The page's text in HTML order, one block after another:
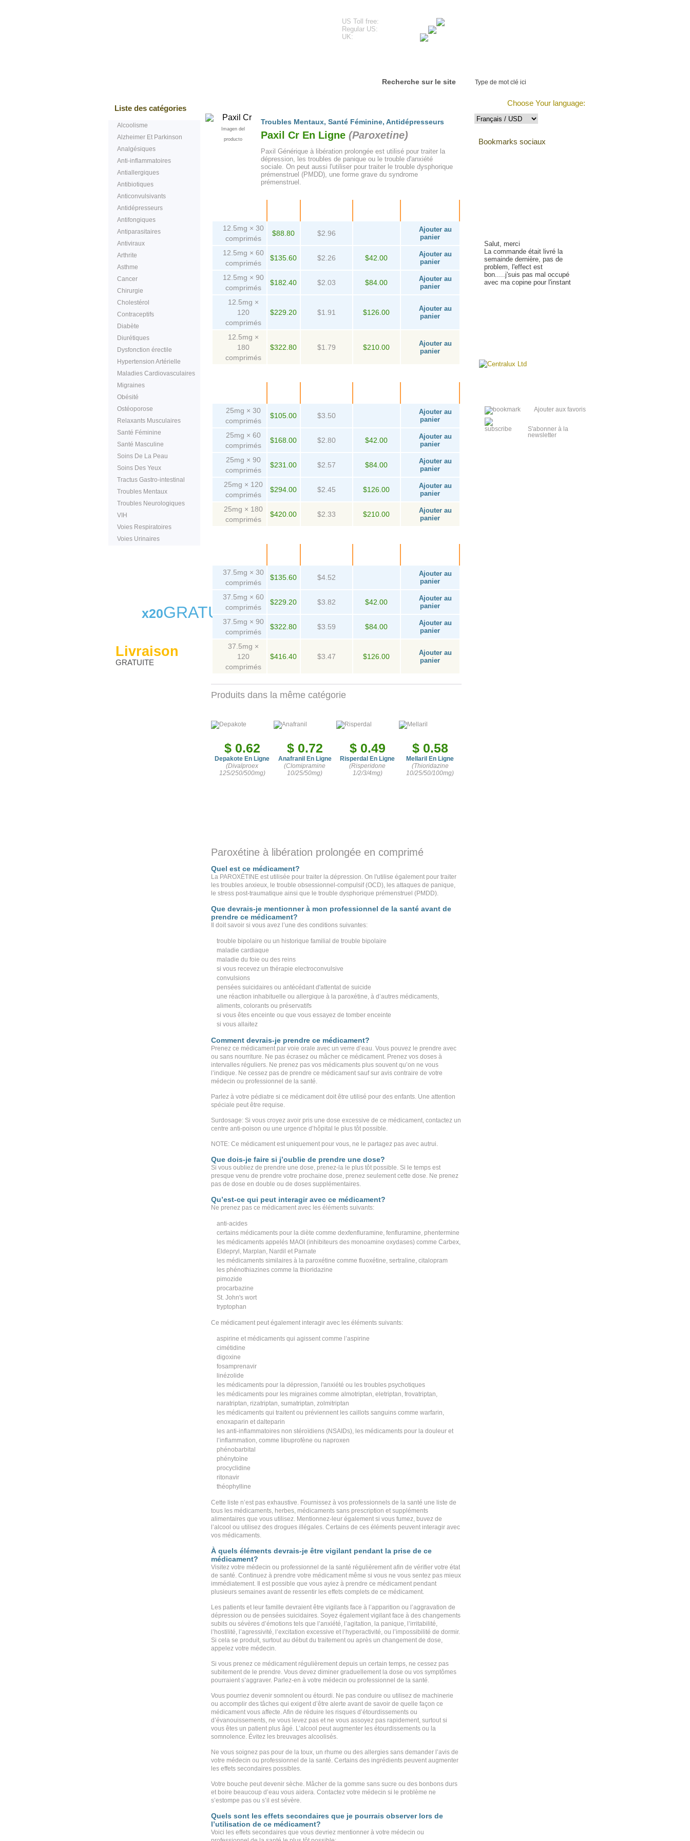
US Toll free:
Regular US:
UK:
Recherche sur le site
Liste des catégories
Alcoolisme
Alzheimer Et Parkinson
Analgésiques
Anti-inflammatoires
Antiallergiques
Antibiotiques
Anticonvulsivants
Antidépresseurs
Antifongiques
Antiparasitaires
Antiviraux
Arthrite
Asthme
Cancer
Chirurgie
Cholestérol
Contraceptifs
Diabète
Diurétiques
Dysfonction érectile
Hypertension Artérielle
Maladies Cardiovasculaires
Migraines
Obésité
Ostéoporose
Relaxants Musculaires
Santé Féminine
Santé Masculine
Soins De La Peau
Soins Des Yeux
Tractus Gastro-intestinal
Troubles Mentaux
Troubles Neurologiques
VIH
Voies Respiratoires
Voies Urinaires
x20GRATUIT
Livraison
GRATUITE
Imagen del
producto
Troubles Mentaux, Santé Féminine, Antidépresseurs
Paxil Cr En Ligne (Paroxetine)
Paxil Générique à libération prolongée est utilisé pour traiter la
dépression, les troubles de panique ou le trouble d'anxiété
sociale. On peut aussi l'utiliser pour traiter le trouble dysphorique
prémenstruel (PMDD), une forme grave du syndrome
prémenstruel.
12.5mg × 30
comprimés
$88.80 $2.96
Ajouter au
panier
12.5mg × 60
comprimés
$135.60 $2.26 $42.00
Ajouter au
panier
12.5mg × 90
comprimés
$182.40 $2.03 $84.00
Ajouter au
panier
12.5mg ×
120
comprimés
$229.20 $1.91 $126.00
Ajouter au
panier
12.5mg ×
180
comprimés
$322.80 $1.79 $210.00
Ajouter au
panier
25mg × 30
comprimés
$105.00 $3.50
Ajouter au
panier
25mg × 60
comprimés
$168.00 $2.80 $42.00
Ajouter au
panier
25mg × 90
comprimés
$231.00 $2.57 $84.00
Ajouter au
panier
25mg × 120
comprimés
$294.00 $2.45 $126.00
Ajouter au
panier
25mg × 180
comprimés
$420.00 $2.33 $210.00
Ajouter au
panier
37.5mg × 30
comprimés
$135.60 $4.52
Ajouter au
panier
37.5mg × 60
comprimés
$229.20 $3.82 $42.00
Ajouter au
panier
37.5mg × 90
comprimés
$322.80 $3.59 $84.00
Ajouter au
panier
37.5mg ×
120
comprimés
$416.40 $3.47 $126.00
Ajouter au
panier
Produits dans la même catégorie
$ 0.62
Depakote En Ligne
(Divalproex
125/250/500mg)
$ 0.72
Anafranil En Ligne
(Clomipramine
10/25/50mg)
$ 0.49
Risperdal En Ligne
(Risperidone
1/2/3/4mg)
$ 0.58
Mellaril En Ligne
(Thioridazine
10/25/50/100mg)
Paroxétine à libération prolongée en comprimé
Quel est ce médicament?
La PAROXÉTINE est utilisée pour traiter la dépression. On l'utilise également pour traiter
les troubles anxieux, le trouble obsessionnel-compulsif (OCD), les attaques de panique,
le stress post-traumatique ainsi que le trouble dysphorique prémenstruel (PMDD).
Que devrais-je mentionner à mon professionnel de la santé avant de
prendre ce médicament?
Il doit savoir si vous avez l’une des conditions suivantes:
trouble bipolaire ou un historique familial de trouble bipolaire
maladie cardiaque
maladie du foie ou des reins
si vous recevez un thérapie electroconvulsive
convulsions
pensées suicidaires ou antécédant d'attentat de suicide
une réaction inhabituelle ou allergique à la paroxétine, à d’autres médicaments,
aliments, colorants ou préservatifs
si vous êtes enceinte ou que vous essayez de tomber enceinte
si vous allaitez
Comment devrais-je prendre ce médicament?
Prenez ce médicament par voie orale avec un verre d’eau. Vous pouvez le prendre avec
ou sans nourriture. Ne pas écrasez ou mâcher ce médicament. Prenez vos doses à
intervalles réguliers. Ne prenez pas vos médicaments plus souvent qu’on ne vous
l’indique. Ne cessez pas de prendre ce médicament sauf sur avis contraire de votre
médecin ou professionnel de la santé.
Parlez à votre pédiatre si ce médicament doit être utilisé pour des enfants. Une attention
spéciale peut être requise.
Surdosage: Si vous croyez avoir pris une dose excessive de ce médicament, contactez un
centre anti-poison ou une urgence d’hôpital le plus tôt possible.
NOTE: Ce médicament est uniquement pour vous, ne le partagez pas avec autrui.
Que dois-je faire si j’oublie de prendre une dose?
Si vous oubliez de prendre une dose, prenez-la le plus tôt possible. Si le temps est
presque venu de prendre votre prochaine dose, prenez seulement cette dose. Ne prenez
pas de dose en double ou de doses supplémentaires.
Qu’est-ce qui peut interagir avec ce médicament?
Ne prenez pas ce médicament avec les éléments suivants:
anti-acides
certains médicaments pour la diète comme dexfenfluramine, fenfluramine, phentermine
les médicaments appelés MAOI (inhibiteurs des monoamine oxydases) comme Carbex,
Eldepryl, Marplan, Nardil et Parnate
les médicaments similaires à la paroxétine comme fluoxétine, sertraline, citalopram
les phénothiazines comme la thioridazine
pimozide
procarbazine
St. John's wort
tryptophan
Ce médicament peut également interagir avec les éléments suivants:
aspirine et médicaments qui agissent comme l’aspirine
cimétidine
digoxine
fosamprenavir
linézolide
les médicaments pour la dépression, l'anxiété ou les troubles psychotiques
les médicaments pour les migraines comme almotriptan, eletriptan, frovatriptan,
naratriptan, rizatriptan, sumatriptan, zolmitriptan
les médicaments qui traitent ou préviennent les caillots sanguins comme warfarin,
enoxaparin et dalteparin
les anti-inflammatoires non stéroïdiens (NSAIDs), les médicaments pour la douleur et
l’inflammation, comme libuprofène ou naproxen
phénobarbital
phénytoïne
procyclidine
ritonavir
théophylline
Cette liste n’est pas exhaustive. Fournissez à vos professionnels de la santé une liste de
tous les médicaments, herbes, médicaments sans prescription et suppléments
alimentaires que vous utilisez. Mentionnez-leur également si vous fumez, buvez de
l’alcool ou utilisez des drogues illégales. Certains de ces éléments peuvent interagir avec
vos médicaments.
À quels éléments devrais-je être vigilant pendant la prise de ce
médicament?
Visitez votre médecin ou professionnel de la santé régulièrement afin de vérifier votre état
de santé. Continuez à prendre votre médicament même si vous ne vous sentez pas mieux
immédiatement. Il est possible que vous ayiez à prendre ce médicament pendant
plusieurs semaines avant de ressentir les effets complets de ce médicament.
Les patients et leur famille devraient être vigilants face à l’apparition ou l’aggravation de
dépression ou de pensées suicidaires. Soyez également vigilant face à des changements
subits ou sévères d’émotions tels que l’anxiété, l’agitation, la panique, l’irritabilité,
l’hostilité, l’agressivité, l’excitation excessive et l’hyperactivité, ou l’impossibilité de dormir.
Si cela se produit, surtout au début du traitement ou après un changement de dose,
appelez votre médecin.
Si vous prenez ce médicament régulièrement depuis un certain temps, ne cessez pas
subitement de le prendre. Vous devez diminer graduellement la dose ou vos symptômes
pourraient s’aggraver. Parlez-en à votre médecin ou professionnel de la santé.
Vous pourriez devenir somnolent ou étourdi. Ne pas conduire ou utilisez de machinerie
ou accomplir des tâches qui exigent d’être alerte avant de savoir de quelle façon ce
médicament vous affecte. Afin de réduire les risques d’étourdissements ou
d’évanouissements, ne vous levez pas et ne vous assoyez pas rapidement, surtout si
vous êtes un patient plus âgé. L’alcool peut augmenter les étourdissements ou la
somnolence. Évitez les breuvages alcoolisés.
Ne vous soignez pas pour de la toux, un rhume ou des allergies sans demander l’avis de
votre médecin ou professionnel de la santé. Certains des ingrédients peuvent augmenter
les effets secondaires possibles.
Votre bouche peut devenir sèche. Mâcher de la gomme sans sucre ou des bonbons durs
et boire beaucoup d’eau vous aidera. Contactez votre médecin si le problème ne
s’estompe pas ou s’il est sévère.
Quels sont les effets secondaires que je pourrais observer lors de
l’utilisation de ce médicament?
Voici les effets secondaires que vous devriez mentionner à votre médecin ou
Choose Your language:
Bookmarks sociaux
Salut, merci
La commande était livré la
semainde dernière, pas de
problem, l'effect est
bon.....j'suis pas mal occupé
avec ma copine pour l'instant
Ajouter aux favoris
S'abonner à la
newsletter